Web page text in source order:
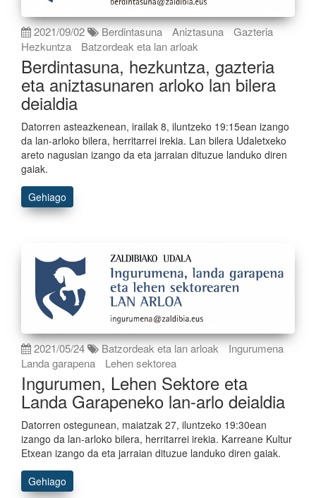
2021/09/02 Berdintasuna Aniztasuna
Gazteria
Hezkuntza
Batzordeak eta lan arloak
Berdintasuna, hezkuntza, gazteria
eta aniztasunaren arloko lan bilera
deialdia
Datorren asteazkenean, irailak 8, iluntzeko 19:15ean izango
da lan-arloko bilera, herritarrei irekia. Lan bilera Udaletxeko
areto nagusian izango da eta jarraian dituzue landuko diren
gaiak.
Gehiago
2021/05/24 Batzordeak eta lan arloak
Ingurumena
Landa garapena
Lehen sektorea
Ingurumen, Lehen Sektore eta
Landa Garapeneko lan-arlo deialdia
Datorren ostegunean, maiatzak 27, iluntzeko 19:30ean
izango da lan-arloko bilera, herritarrei irekia. Karreane Kultur
Etxean izango da eta jarraian dituzue landuko diren gaiak.
Gehiago